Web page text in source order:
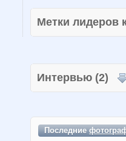
Метки
Интервью (2)
Последние